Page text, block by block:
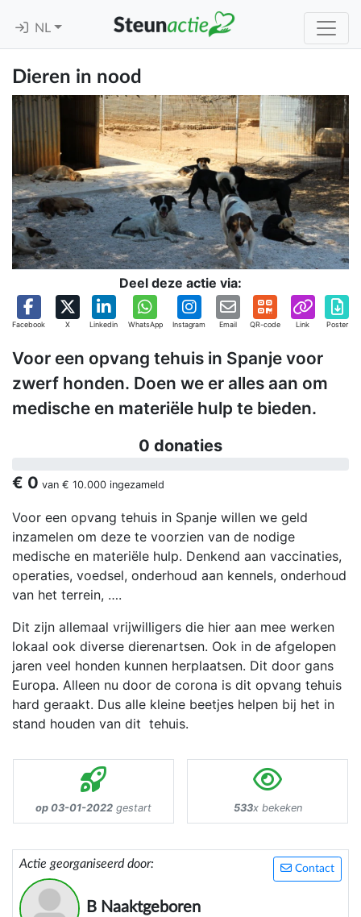
NL
Dieren in nood
Deel deze actie via:
Facebook X Linkedin WhatsApp Instagram Email QR-code Link Poster
Voor een opvang tehuis in Spanje voor
zwerf honden. Doen we er alles aan om
medische en materiële hulp te bieden.
0 donaties
€ 0 van € 10.000 ingezameld
Voor een opvang tehuis in Spanje willen we geld
inzamelen om deze te voorzien van de nodige
medische en materiële hulp. Denkend aan vaccinaties,
operaties, voedsel, onderhoud aan kennels, onderhoud
van het terrein, ….
Dit zijn allemaal vrijwilligers die hier aan mee werken
lokaal ook diverse dierenartsen. Ook in de afgelopen
jaren veel honden kunnen herplaatsen. Dit door gans
Europa. Alleen nu door de corona is dit opvang tehuis
hard geraakt. Dus alle kleine beetjes helpen bij het in
stand houden van dit tehuis.
op 03-01-2022 gestart 533x bekeken
Contact
Actie georganiseerd door:
B Naaktgeboren